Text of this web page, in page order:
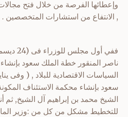
وإعطائها الفرصة من خلال فتح
, الانتفاع من استشارات المتخصصين .
ناصر المنقور خطة الملك سعود
سعود بإنشاء محكمة الاستئناف
الشيخ محمد بن إبراهيم آل الشيخ,
للتخطيط مشكل من كل من :وزير